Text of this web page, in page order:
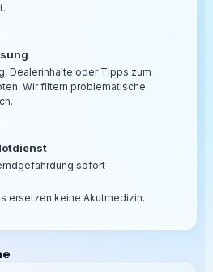
Dealerinhalte oder Tipps zum
Wir filtern problematische
sofort
ersetzen keine Akutmedizin.